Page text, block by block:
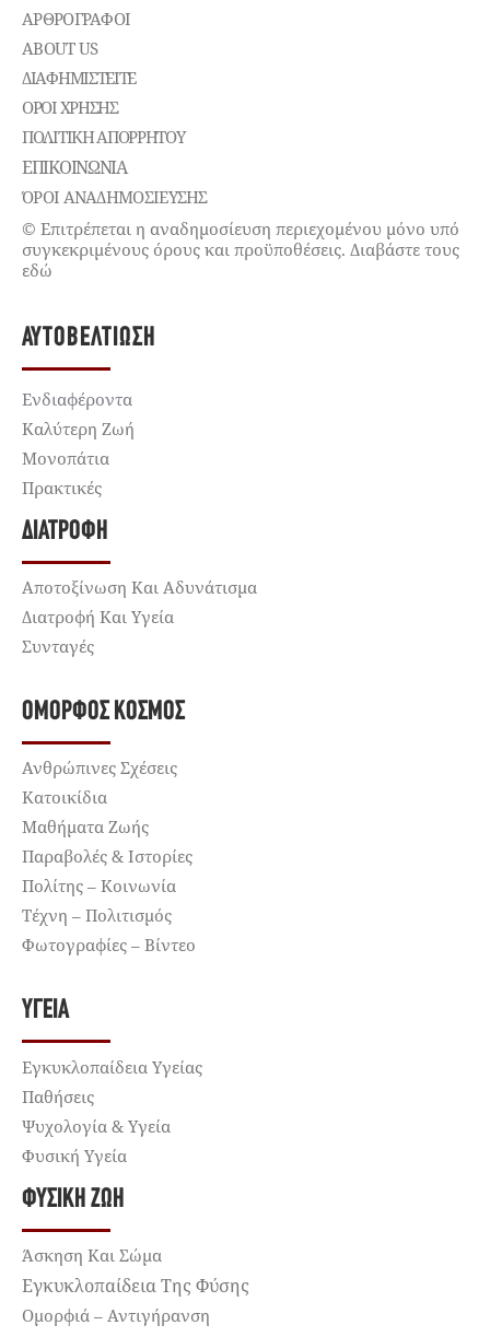
ΑΡΘΡΟΓΡΑΦΟΙ
ABOUT US
ΔΙΑΦΗΜΙΣΤΕΊΤΕ
ΌΡΟΙ ΧΡΉΣΗΣ
ΠΟΛΙΤΙΚΉ ΑΠΟΡΡΉΤΟΥ
ΕΠΙΚΟΙΝΩΝΊΑ
ΌΡΟΙ ΑΝΑΔΗΜΟΣΙΕΥΣΗΣ
© Επιτρέπεται η αναδημοσίευση περιεχομένου μόνο υπό
συγκεκριμένους όρους και προϋποθέσεις. Διαβάστε τους
εδώ
ΑΥΤΟΒΕΛΤΊΩΣΗ
Ενδιαφέροντα
Καλύτερη Ζωή
Μονοπάτια
Πρακτικές
ΔΙΑΤΡΟΦΉ
Αποτοξίνωση Και Αδυνάτισμα
Διατροφή Και Υγεία
Συνταγές
ΌΜΟΡΦΟΣ ΚΌΣΜΟΣ
Ανθρώπινες Σχέσεις
Κατοικίδια
Μαθήματα Ζωής
Παραβολές & Ιστορίες
Πολίτης – Κοινωνία
Τέχνη – Πολιτισμός
Φωτογραφίες – Βίντεο
ΥΓΕΊΑ
Εγκυκλοπαίδεια Υγείας
Παθήσεις
Ψυχολογία & Υγεία
Φυσική Υγεία
ΦΥΣΙΚΉ ΖΩΉ
Άσκηση Και Σώμα
Εγκυκλοπαίδεια Της Φύσης
Ομορφιά – Αντιγήρανση